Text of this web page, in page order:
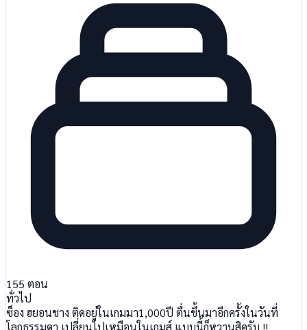
155 ตอน
ทั่วไป
ซ็อง ฮยอนชาง ติดอยู่ในเกมมา1,000ปี ตื่นขึ้นมาอีกครั้งในวันที่
โลกธรรมดา เปลี่ยนไปเหมือนในเกมส์ แบบนี้ก็หวานสิครับ !!